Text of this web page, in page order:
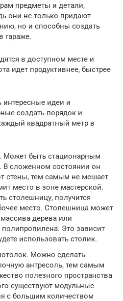
предметы и детали,
они не только придают
но и способны создать
гараже.
в доступном месте и
идет продуктивнее, быстрее
интересные идеи и
создать порядок и
квадратный метр в
Может быть стационарным
В сложенном состоянии он
стены, тем самым не мешает
место в зоне мастерской.
столешницу, получится
место. Столешница может
дерева или
Это зависит
использовать столик.
Можно сделать
антресоль, тем самым
полезного пространства
существуют модульные
с большим количеством